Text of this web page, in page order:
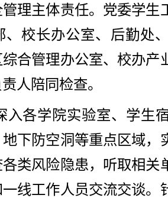
理主体责任。党委学生
、校长办公室、后勤处
合管理办公室、校办产
人陪同检查。
入各学院实验室、学生
下防空洞等重点区域，
类风险隐患，听取相关
线工作人员交流交谈。